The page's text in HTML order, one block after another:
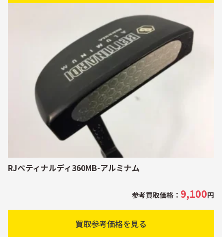
RJベティナルディ360MB-アルミナム
参考買取価格： 9,100円
買取参考価格を見る